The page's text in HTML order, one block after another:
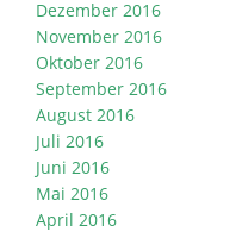
Dezember 2016
November 2016
Oktober 2016
September 2016
August 2016
Juli 2016
Juni 2016
Mai 2016
April 2016